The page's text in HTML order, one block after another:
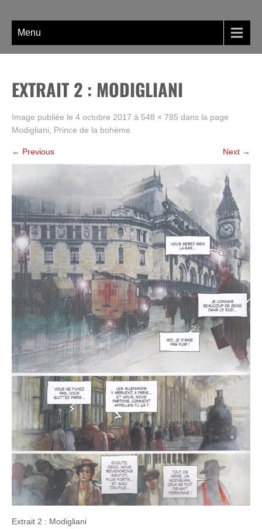
contentMenu
EXTRAIT 2 : MODIGLIANI
Image publiée le 4 octobre 2017 à 548 × 785 dans la page
Modigliani, Prince de la bohème
← Previous Next →
Extrait 2 : Modigliani